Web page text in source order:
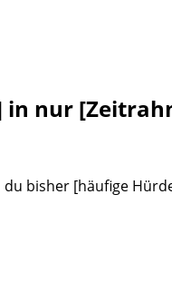
in nur
du bisher [häufige